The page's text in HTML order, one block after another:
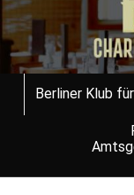
Berliner Klub